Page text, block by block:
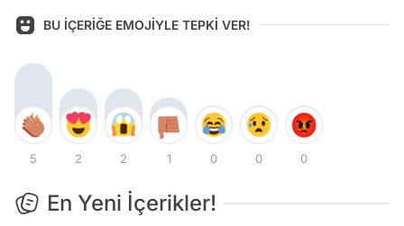
BU İÇERİĞE EMOJİYLE TEPKİ VER!
5 2 2 1 0 0 0
En Yeni İçerikler!